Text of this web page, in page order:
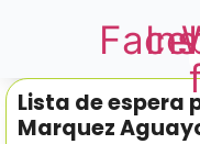
Lista de espera
Marquez